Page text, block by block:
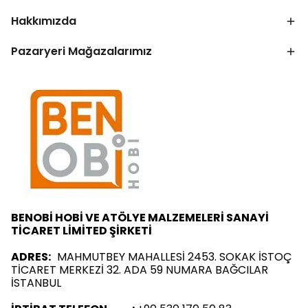
Hakkımızda
Pazaryeri Mağazalarımız
BENOBİ HOBİ VE ATÖLYE MALZEMELERİ SANAYİ
TİCARET LİMİTED ŞİRKETİ
ADRES: MAHMUTBEY MAHALLESİ 2453. SOKAK İSTOÇ
TİCARET MERKEZİ 32. ADA 59 NUMARA BAĞCILAR
İSTANBUL